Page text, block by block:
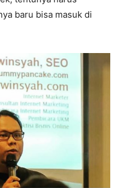
baru bisa masuk di